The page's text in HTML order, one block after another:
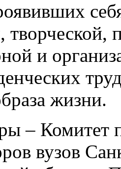
творческой,
и
жизни.
– Комитет
вузов